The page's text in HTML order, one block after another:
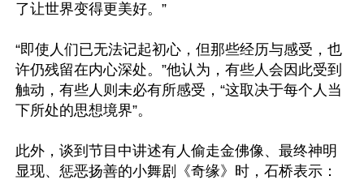
了让世界变得更美好。”
“即使人们已无法记起初心，但那些经历与感受，也
许仍残留在内心深处。”他认为，有些人会因此受到
触动，有些人则未必有所感受，“这取决于每个人当
下所处的思想境界”。
此外，谈到节目中讲述有人偷走金佛像、最终神明
显现、惩恶扬善的小舞剧《奇缘》时，石桥表示：